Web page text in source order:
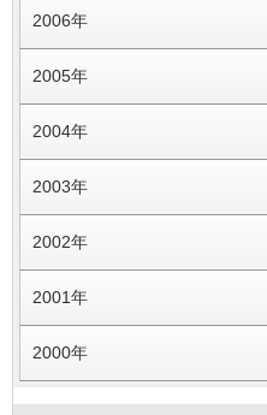
2006年
2005年
2004年
2003年
2002年
2001年
2000年